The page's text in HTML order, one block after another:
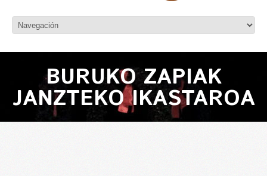
BURUKO ZAPIAK
JANZTEKO IKASTAROA